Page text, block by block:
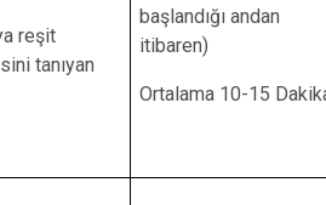
reşit
tanıyan
başlandığı andan
itibaren)
Ortalama 10-15